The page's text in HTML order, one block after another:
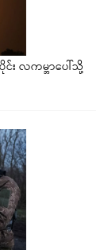
င်း လကမ္ဘာပေါ်သို့